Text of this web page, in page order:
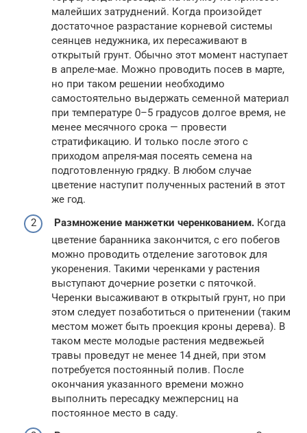
малейших затруднений. Когда произойдет
достаточное разрастание корневой системы
сеянцев недужника, их пересаживают в
открытый грунт. Обычно этот момент наступает
в апреле-мае. Можно проводить посев в марте,
но при таком решении необходимо
самостоятельно выдержать семенной материал
при температуре 0–5 градусов долгое время, не
менее месячного срока — провести
стратификацию. И только после этого с
приходом апреля-мая посеять семена на
подготовленную грядку. В любом случае
цветение наступит полученных растений в этот
же год.
Размножение манжетки черенкованием. Когда
цветение баранника закончится, с его побегов
можно проводить отделение заготовок для
укоренения. Такими черенками у растения
выступают дочерние розетки с пяточкой.
Черенки высаживают в открытый грунт, но при
этом следует позаботиться о притенении (таким
местом может быть проекция кроны дерева). В
таком месте молодые растения медвежьей
травы проведут не менее 14 дней, при этом
потребуется постоянный полив. После
окончания указанного времени можно
выполнить пересадку межперсниц на
постоянное место в саду.